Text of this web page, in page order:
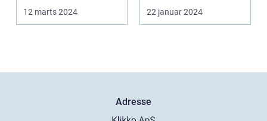
kun en flugt ...
12 marts 2024
fascinerende og
drage...
22 januar 2024
Adresse